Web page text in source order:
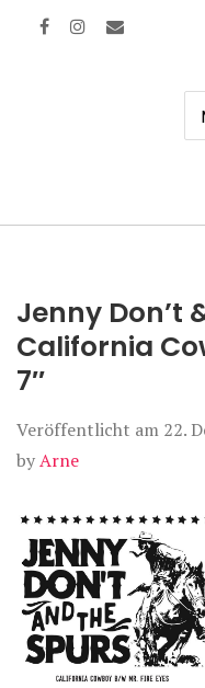
Jenny Don’t
California
7″
Veröffentlicht am 22.
byArne